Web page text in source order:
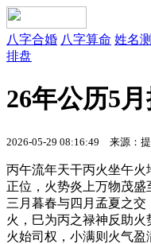
八字合婚 八字算命 姓名
排盘
26年公历5
2026-05-29 08:16:49 来源：
丙午流年天干丙火坐午火
正位，火势炎上万物茂
三月暮春与四月孟夏之
火，巳为丙之禄神反助
火始司权，小满则火气盈